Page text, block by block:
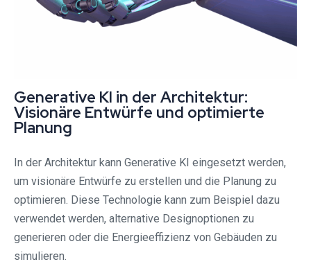
Generative KI in der Architektur:
Visionäre Entwürfe und optimierte
Planung
In der Architektur kann Generative KI eingesetzt werden,
um visionäre Entwürfe zu erstellen und die Planung zu
optimieren. Diese Technologie kann zum Beispiel dazu
verwendet werden, alternative Designoptionen zu
generieren oder die Energieeffizienz von Gebäuden zu
simulieren.